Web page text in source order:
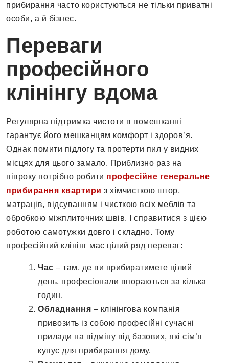
прибирання часто користуються не тільки приватні
особи, а й бізнес.
Переваги
професійного
клінінгу вдома
Регулярна підтримка чистоти в помешканні
гарантує його мешканцям комфорт і здоров’я.
Однак помити підлогу та протерти пил у видних
місцях для цього замало. Приблизно раз на
півроку потрібно робити професійне генеральне
прибирання квартири з хімчисткою штор,
матраців, відсуванням і чисткою всіх меблів та
обробкою міжплиточних швів. І справитися з цією
роботою самотужки довго і складно. Тому
професійний клінінг має цілий ряд переваг:
Час – там, де ви прибиратимете цілий
день, професіонали впораються за кілька
годин.
Обладнання – клінінгова компанія
привозить із собою професійні сучасні
прилади на відміну від базових, які сім’я
купує для прибирання дому.